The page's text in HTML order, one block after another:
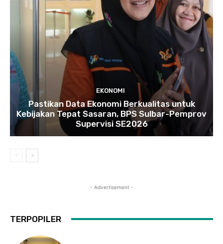
EKONOMI
Pastikan Data Ekonomi Berkualitas untuk
Kebijakan Tepat Sasaran, BPS Sulbar-Pemprov
Supervisi SE2026
- Advertisement -
TERPOPILER